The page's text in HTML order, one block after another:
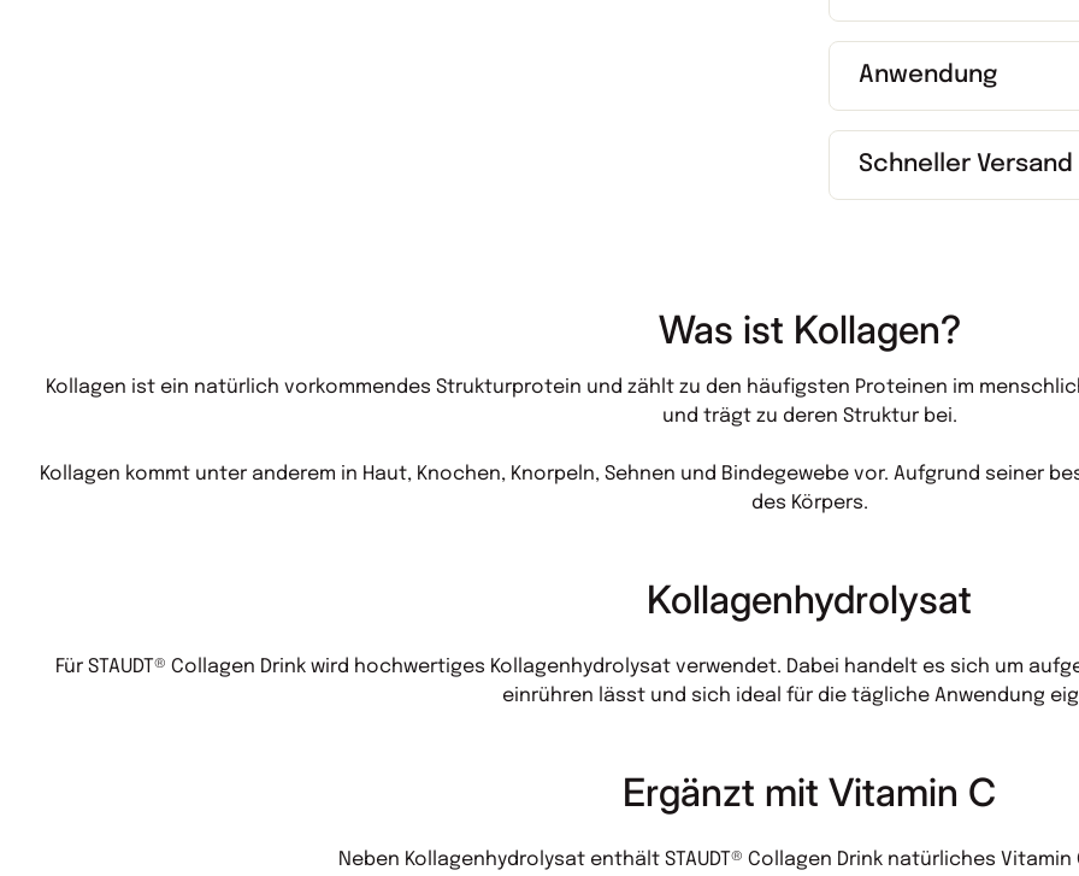
Anwendung
Schneller Versand
Was ist Kollagen?
Kollagen ist ein natürlich vorkommendes Strukturprotein und zählt zu den häufigsten Proteinen im
und trägt zu deren Struktur bei.
Kollagen kommt unter anderem in Haut, Knochen, Knorpeln, Sehnen und Bindegewebe vor. Aufgrund seiner
des Körpers.
Kollagenhydrolysat
Für STAUDT® Collagen Drink wird hochwertiges Kollagenhydrolysat verwendet. Dabei handelt es sich um
einrühren lässt und sich ideal für die tägliche Anwendung
Ergänzt mit Vitamin C
Neben Kollagenhydrolysat enthält STAUDT® Collagen Drink natürliches